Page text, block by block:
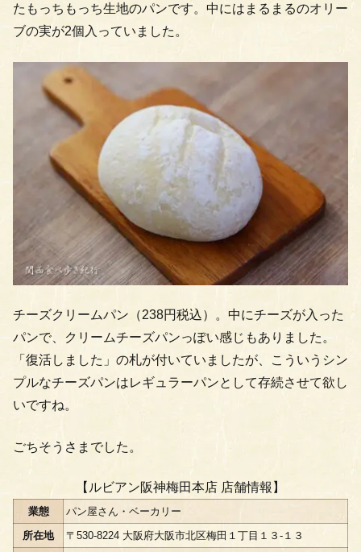
たもっちもっち生地のパンです。中にはまるまるのオリー
ブの実が2個入っていました。
チーズクリームパン（238円税込）。中にチーズが入った
パンで、クリームチーズパンっぽい感じもありました。
「復活しました」の札が付いていましたが、こういうシン
プルなチーズパンはレギュラーパンとして存続させて欲し
いですね。
ごちそうさまでした。
【ルビアン阪神梅田本店 店舗情報】
業態
パン屋さん・ベーカリー
所在地
〒530-8224 大阪府大阪市北区梅田１丁目１３-１３